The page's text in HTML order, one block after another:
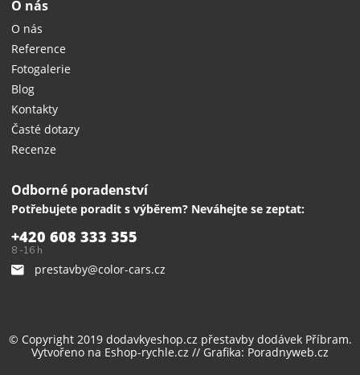
O nás
O nás
Reference
Fotogalerie
Blog
Kontakty
Časté dotazy
Recenze
Odborné poradenství
Potřebujete poradit s výběrem? Neváhejte se zeptat:
+420 608 333 355
8 -16 h
prestavby@color-cars.cz
© Copyright 2019 dodavkyeshop.cz přestavby dodávekPříbram.
Vytvořeno na Eshop-rychle.cz // Grafika: Poradnyweb.cz